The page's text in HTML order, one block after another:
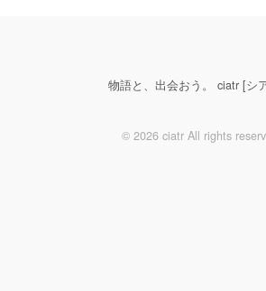
物語と、出会おう。 ciatr [シ
© 2026 ciatr All rights